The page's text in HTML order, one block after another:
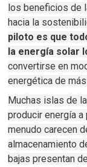
los beneficios de
hacia la
piloto es que
la energía solar
convertirse en
energética de
Muchas islas de
producir energía
menudo carecen
almacenamiento
bajas presentan